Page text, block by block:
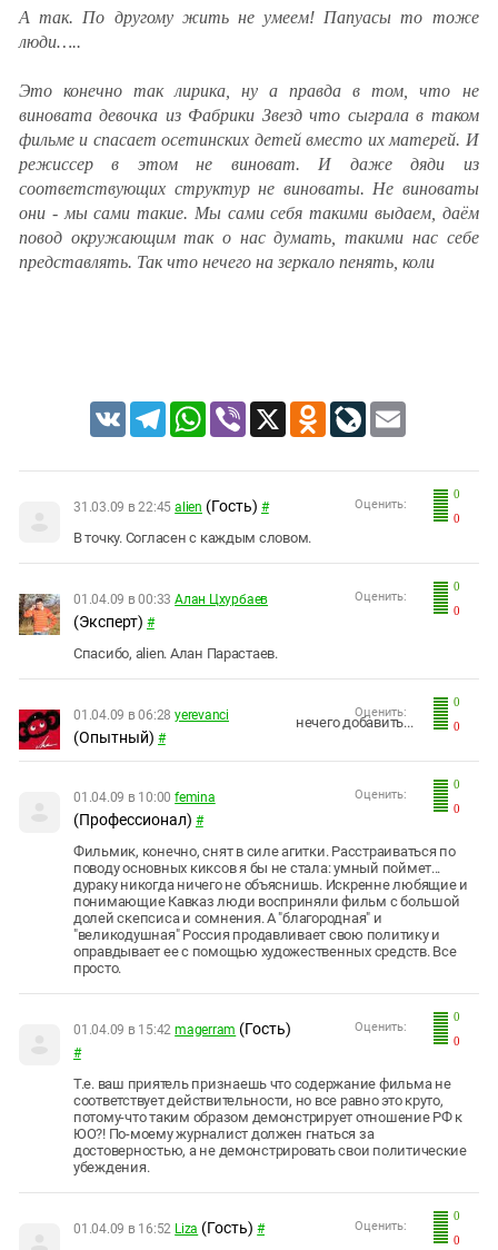
А так. По другому жить не умеем! Папуасы то тоже
люди…..
Это конечно так лирика, ну а правда в том, что не
виновата девочка из Фабрики Звезд что сыграла в таком
фильме и спасает осетинских детей вместо их матерей. И
режиссер в этом не виноват. И даже дяди из
соответствующих структур не виноваты. Не виноваты
они - мы сами такие. Мы сами себя такими выдаем, даём
повод окружающим так о нас думать, такими нас себе
представлять. Так что нечего на зеркало пенять, коли
VK TelegramWhatsApp
Viber X Odnoklassniki
LiveJournal
Email
0
0
Оценить:
31.03.09 в 22:45 alien (Гость) #
В точку. Согласен с каждым словом.
0
0
Оценить:
01.04.09 в 00:33 Алан Цхурбаев
(Эксперт) #
Спасибо, alien. Алан Парастаев.
0
0
Оценить:
01.04.09 в 06:28 yerevanci
(Опытный) #
нечего добавить...
0
0
Оценить:
01.04.09 в 10:00 femina
(Профессионал) #
Фильмик, конечно, снят в силе агитки. Расстраиваться по
поводу основных киксов я бы не стала: умный поймет...
дураку никогда ничего не объяснишь. Искренне любящие и
понимающие Кавказ люди восприняли фильм с большой
долей скепсиса и сомнения. А "благородная" и
"великодушная" Россия продавливает свою политику и
оправдывает ее с помощью художественных средств. Все
просто.
0
0
Оценить:
01.04.09 в 15:42 magerram (Гость)
#
Т.е. ваш приятель признаешь что содержание фильма не
соответствует действительности, но все равно это круто,
потому-что таким образом демонстрирует отношение РФ к
ЮО?! По-моему журналист должен гнаться за
достоверностью, а не демонстрировать свои политические
убеждения.
0
0
Оценить:
01.04.09 в 16:52 Liza (Гость) #